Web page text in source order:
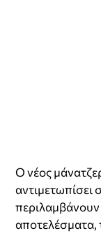
Ο νέος
αποτελέσματα,